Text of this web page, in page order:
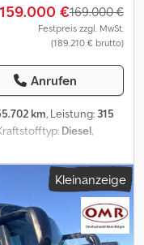
159.000 €169.000 €
Festpreis zzgl. MwSt.
(189.210 € brutto)
Anrufen
km, Leistung: 315
Diesel,
ABS,
(ESP),
Tempomat,
, =
verstellbare
Kleinanzeige